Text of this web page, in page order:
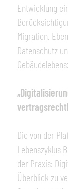
Entwicklung
Migration.
Datenschutz
Die von der
Lebenszyklus
der Praxis:
Überblick zu